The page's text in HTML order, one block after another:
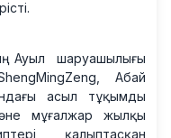
Ауыл шаруашылығы
Абай
асыл тұқымды
мұғалжар жылқы
қалыптасқан